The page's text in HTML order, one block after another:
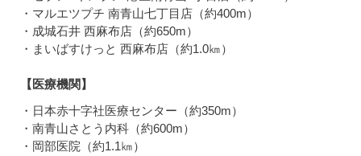
・マルエツプチ 南青山七丁目店（約400m）
・成城石井 西麻布店（約650m）
・まいばすけっと 西麻布店（約1.0㎞）
【医療機関】
・日本赤十字社医療センター（約350m）
・南青山さとう内科（約600m）
・岡部医院（約1.1㎞）